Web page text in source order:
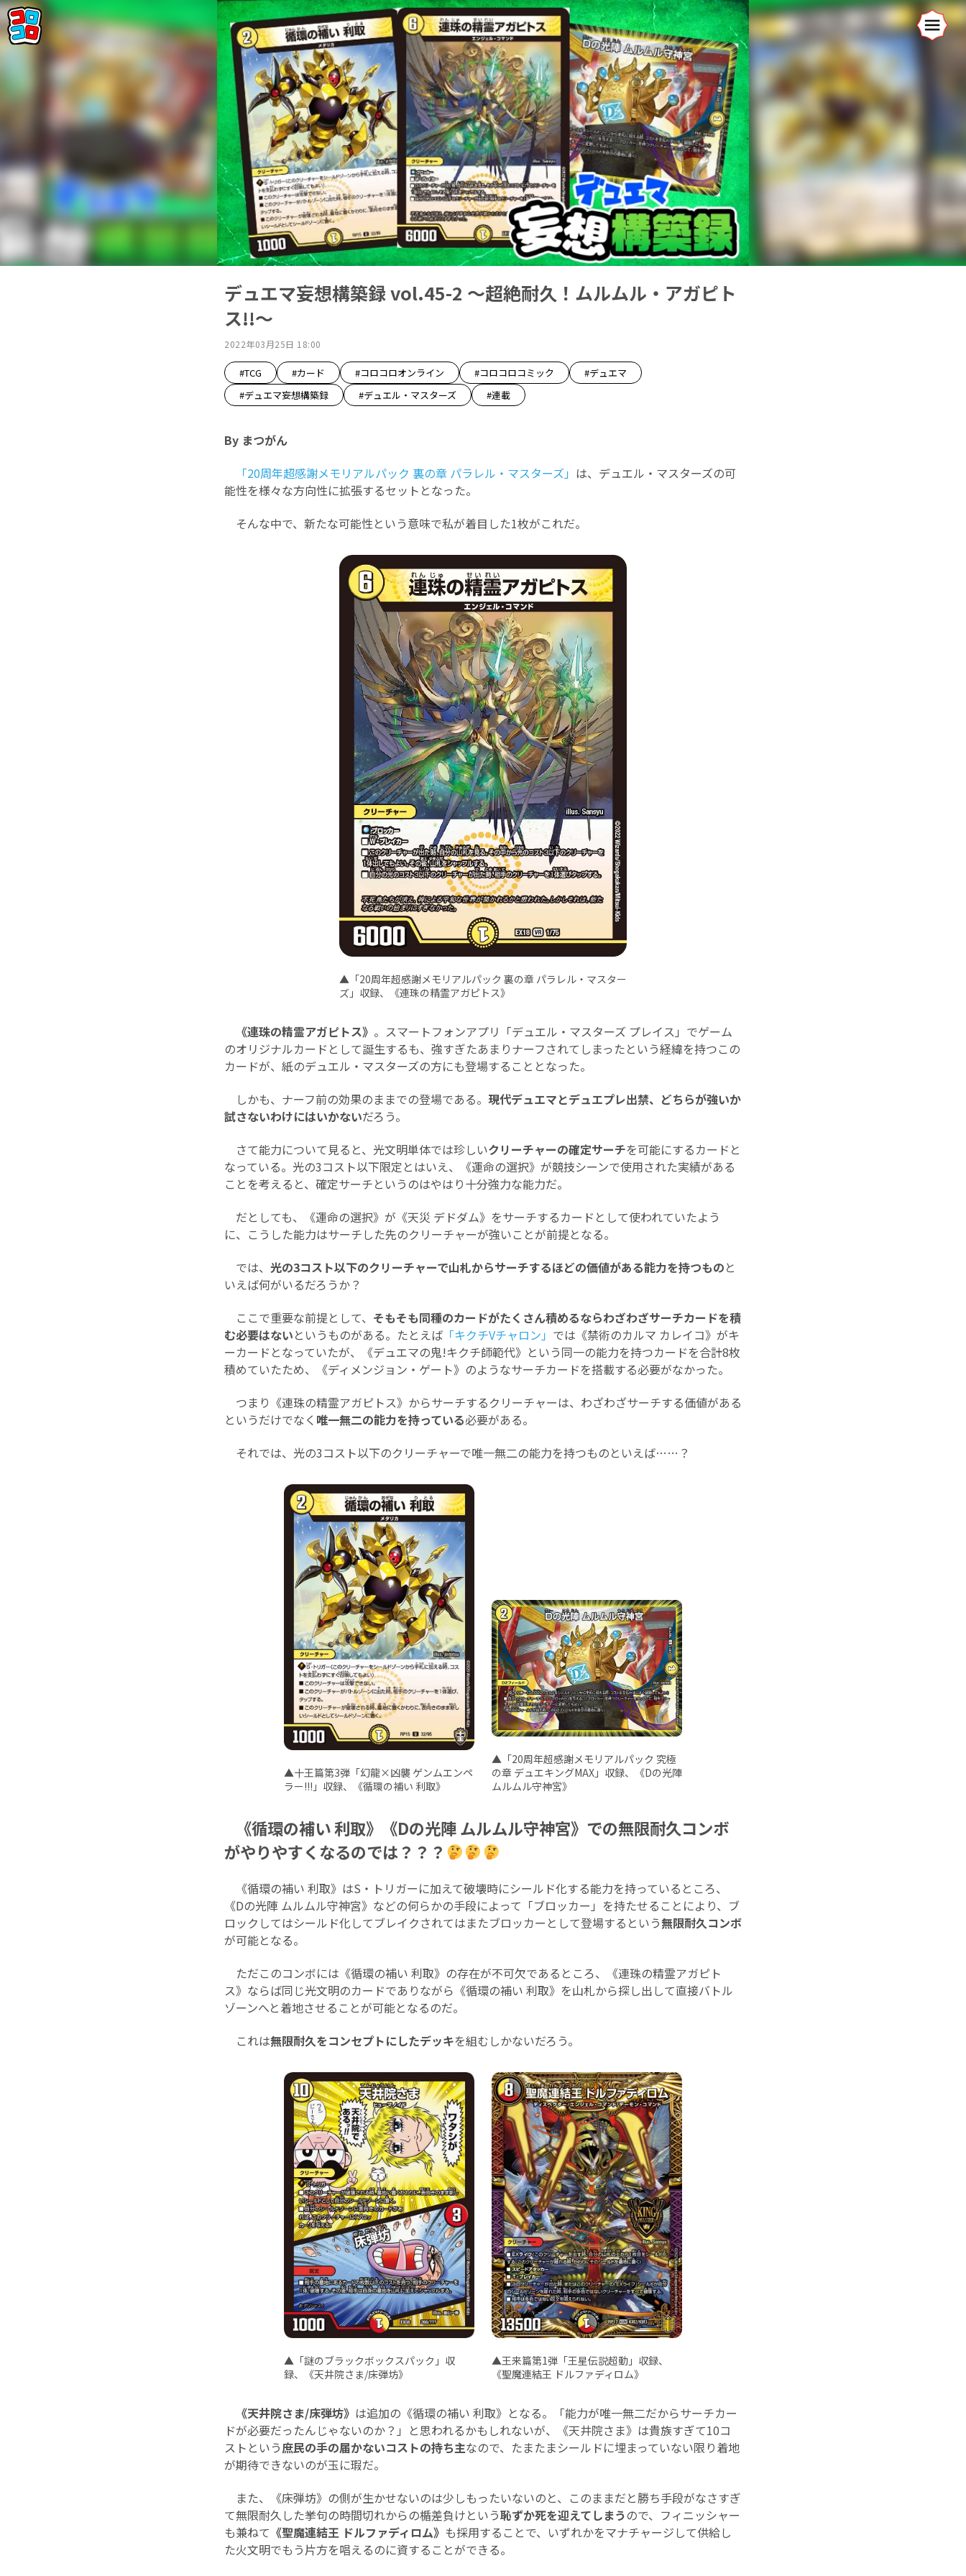
デュエマ妄想構築録 vol.45-2 ～超絶耐久！ムルムル・アガピト
ス!!～
2022年03月25日 18:00
#TCG #カード #コロコロオンライン #コロコロコミック
#デュエマ
#デュエマ妄想構築録
#デュエル・マスターズ #連載
By まつがん
「20周年超感謝メモリアルパック 裏の章 パラレル・マスターズ」 は、デュエル・マスターズの可
能性を様々な方向性に拡張するセットとなった。
そんな中で、新たな可能性という意味で私が着目した1枚がこれだ。
▲「20周年超感謝メモリアルパック 裏の章 パラレル・マスター
ズ」収録、《連珠の精霊アガピトス》
《連珠の精霊アガピトス》 。スマートフォンアプリ「デュエル・マスターズ プレイス」でゲーム
のオリジナルカードとして誕生するも、強すぎたあまりナーフされてしまったという経緯を持つこの
カードが、紙のデュエル・マスターズの方にも登場することとなった。
しかも、ナーフ前の効果のままでの登場である。 現代デュエマとデュエプレ出禁、どちらが強いか
試さないわけにはいかないだろう。
さて能力について見ると、光文明単体では珍しいクリーチャーの確定サーチを可能にするカードと
なっている。光の3コスト以下限定とはいえ、《運命の選択》が競技シーンで使用された実績がある
ことを考えると、確定サーチというのはやはり十分強力な能力だ。
だとしても、《運命の選択》が《天災 デドダム》をサーチするカードとして使われていたよう
に、こうした能力はサーチした先のクリーチャーが強いことが前提となる。
では、 光の3コスト以下のクリーチャーで山札からサーチするほどの価値がある能力を持つものと
いえば何がいるだろうか？
ここで重要な前提として、 そもそも同種のカードがたくさん積めるならわざわざサーチカードを積
む必要はないというものがある。たとえば 「キクチVチャロン」 では《禁術のカルマ カレイコ》がキ
ーカードとなっていたが、《デュエマの鬼!キクチ師範代》という同一の能力を持つカードを合計8枚
積めていたため、《ディメンジョン・ゲート》のようなサーチカードを搭載する必要がなかった。
つまり《連珠の精霊アガピトス》からサーチするクリーチャーは、わざわざサーチする価値がある
というだけでなく 唯一無二の能力を持っている必要がある。
それでは、光の3コスト以下のクリーチャーで唯一無二の能力を持つものといえば……？
▲十王篇第3弾「幻龍×凶襲 ゲンムエンペ
ラー!!!」収録、《循環の補い 利取》
▲「20周年超感謝メモリアルパック 究極
の章 デュエキングMAX」収録、《Dの光陣
ムルムル守神宮》
《循環の補い 利取》《Dの光陣 ムルムル守神宮》での無限耐久コンボ
がやりやすくなるのでは？？？
《循環の補い 利取》はS・トリガーに加えて破壊時にシールド化する能力を持っているところ、
《Dの光陣 ムルムル守神宮》などの何らかの手段によって「ブロッカー」を持たせることにより、ブ
ロックしてはシールド化してブレイクされてはまたブロッカーとして登場するという無限耐久コンボ
が可能となる。
ただこのコンボには《循環の補い 利取》の存在が不可欠であるところ、《連珠の精霊アガピト
ス》ならば同じ光文明のカードでありながら《循環の補い 利取》を山札から探し出して直接バトル
ゾーンへと着地させることが可能となるのだ。
これは無限耐久をコンセプトにしたデッキを組むしかないだろう。
▲「謎のブラックボックスパック」収
録、《天井院さま/床弾坊》
▲王来篇第1弾「王星伝説超動」収録、
《聖魔連結王 ドルファディロム》
《天井院さま/床弾坊》 は追加の《循環の補い 利取》となる。「能力が唯一無二だからサーチカー
ドが必要だったんじゃないのか？」と思われるかもしれないが、《天井院さま》は貴族すぎて10コ
ストという庶民の手の届かないコストの持ち主なので、たまたまシールドに埋まっていない限り着地
が期待できないのが玉に瑕だ。
また、《床弾坊》の側が生かせないのは少しもったいないのと、このままだと勝ち手段がなさすぎ
て無限耐久した挙句の時間切れからの楯差負けという恥ずか死を迎えてしまう ので、フィニッシャー
も兼ねて 《聖魔連結王 ドルファディロム》 も採用することで、いずれかをマナチャージして供給し
た火文明でもう片方を唱えるのに資することができる。